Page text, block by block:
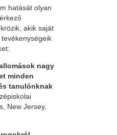
hatását olyan
akik saját
nagy
minden
tanulónknak
New Jersey,